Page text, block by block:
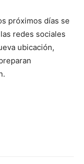
próximos días se
redes sociales
ubicación,